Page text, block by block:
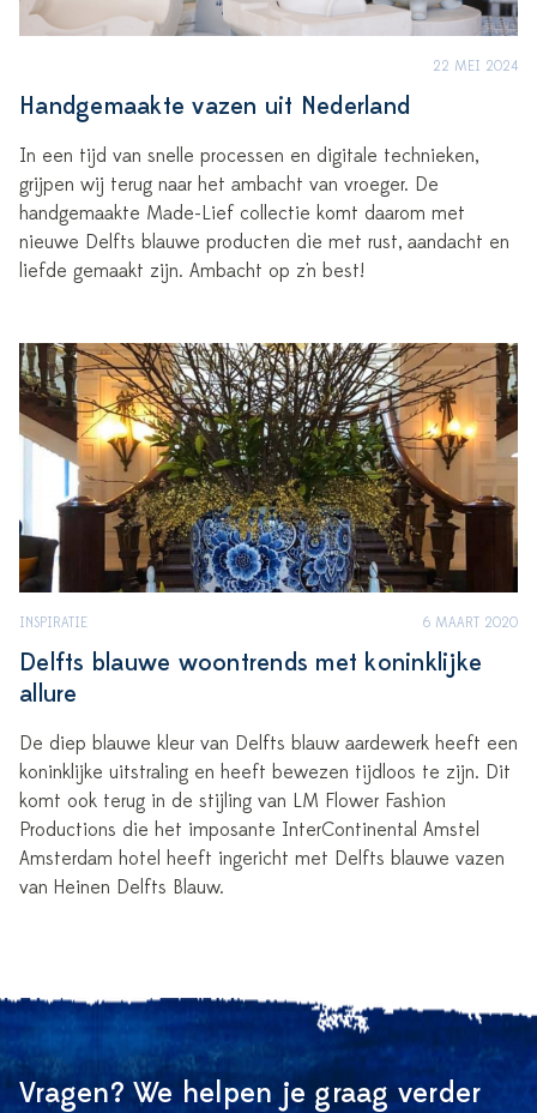
22 MEI 2024
Handgemaakte vazen uit Nederland
In een tijd van snelle processen en digitale technieken,
grijpen wij terug naar het ambacht van vroeger. De
handgemaakte Made-Lief collectie komt daarom met
nieuwe Delfts blauwe producten die met rust, aandacht en
liefde gemaakt zijn. Ambacht op z'n best!
INSPIRATIE 6 MAART 2020
Delfts blauwe woontrends met koninklijke
allure
De diep blauwe kleur van Delfts blauw aardewerk heeft een
koninklijke uitstraling en heeft bewezen tijdloos te zijn. Dit
komt ook terug in de stijling van LM Flower Fashion
Productions die het imposante InterContinental Amstel
Amsterdam hotel heeft ingericht met Delfts blauwe vazen
van Heinen Delfts Blauw.
Vragen? We helpen je graag verder